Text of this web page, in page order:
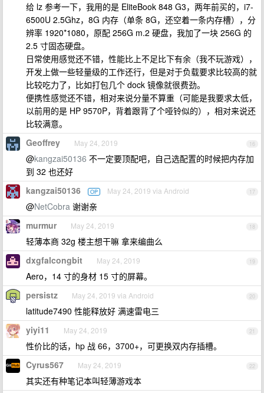
给 lz 参考一下，我用的是 EliteBook 848 G3，两年前买的，i7-
6500U 2.5Ghz，8G 内存（单条 8G，还空着一条内存槽），分
辨率 1920*1080，原配 256G m.2 硬盘，我加了一块 256G 的
2.5 寸固态硬盘。
日常使用感觉还不错，性能比上不足比下有余（我不玩游戏），
开发上做一些轻量级的工作还行，但是对于负载要求比较高的就
比较吃力了，比如打包几个 dock 镜像就很费劲。
便携性感觉还不错，相对来说分量不算重（可能是我要求太低，
以前用的是 HP 9570P，背着跟背了个哑铃似的），相对来说还
比较满意。
16
Geoffrey May 24, 2019
@kangzai50136 不一定要顶配吧，自己选配置的时候把内存加
到 32 也还好
17
kangzai50136 OP May 24, 2019 via Android
@NetCobra 谢谢亲
18
murmur May 24, 2019
轻薄本商 32g 楼主想干嘛 拿来编曲么
19
dxgfalcongbit May 24, 2019
Aero，14 寸的身材 15 寸的屏幕。
20
persistz May 24, 2019 via Android
latitude7490 性能释放好 满速雷电三
21
yiyi11 May 24, 2019
性价比的话，hp 战 66，3700+，可更换双内存插槽。
22
Cyrus567 May 24, 2019
其实还有种笔记本叫轻薄游戏本